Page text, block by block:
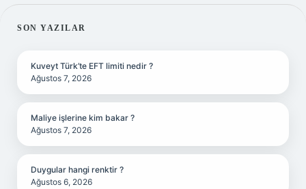
SIDEBAR
SON YAZILAR
Kuveyt Türk’te EFT limiti nedir ?
Ağustos 7, 2026
Maliye işlerine kim bakar ?
Ağustos 7, 2026
Duygular hangi renktir ?
Ağustos 6, 2026